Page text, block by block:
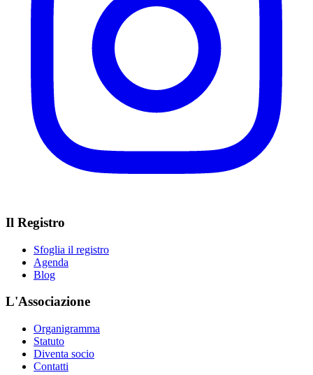
Il Registro
Sfoglia il registro
Agenda
Blog
L'Associazione
Organigramma
Statuto
Diventa socio
Contatti